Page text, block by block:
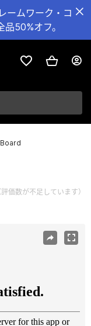
ームワーク・コ
50%オフ。
評価数が不足しています）